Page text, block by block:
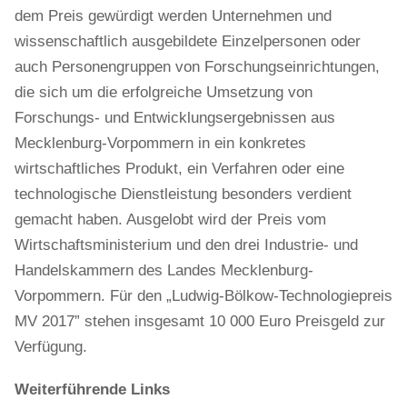
dem Preis gewürdigt werden Unternehmen und
wissenschaftlich ausgebildete Einzelpersonen oder
auch Personengruppen von Forschungseinrichtungen,
die sich um die erfolgreiche Umsetzung von
Forschungs- und Entwicklungsergebnissen aus
Mecklenburg-Vorpommern in ein konkretes
wirtschaftliches Produkt, ein Verfahren oder eine
technologische Dienstleistung besonders verdient
gemacht haben. Ausgelobt wird der Preis vom
Wirtschaftsministerium und den drei Industrie- und
Handelskammern des Landes Mecklenburg-
Vorpommern. Für den „Ludwig-Bölkow-Technologiepreis
MV 2017” stehen insgesamt 10 000 Euro Preisgeld zur
Verfügung.
Weiterführende Links